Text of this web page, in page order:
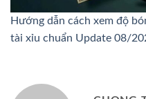
Hướng dẫn cách xem độ
tài xỉu chuẩn Update 08/